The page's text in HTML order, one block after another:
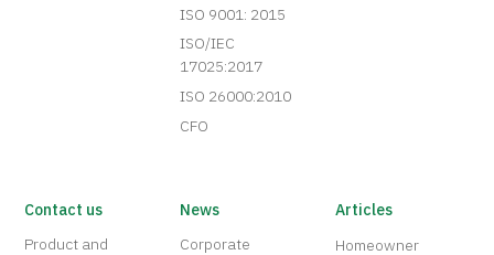
ISO 9001: 2015
ISO/IEC
17025:2017
ISO 26000:2010
CFO
Contact us
Product and
News
Corporate
Articles
Homeowner